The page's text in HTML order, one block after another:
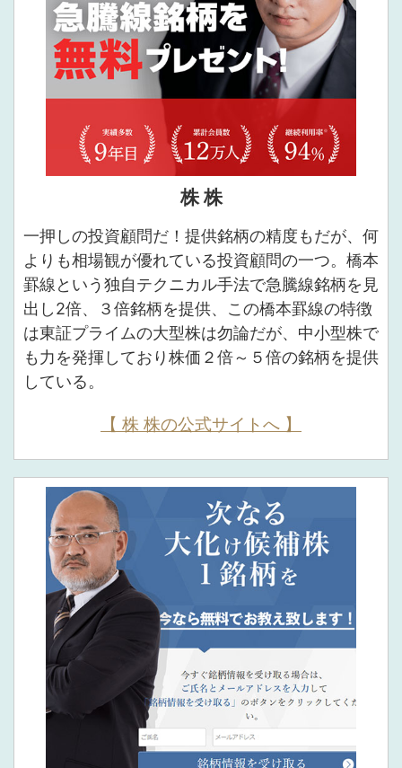
株 株
一押しの投資顧問だ！提供銘柄の精度もだが、何
よりも相場観が優れている投資顧問の一つ。橋本
罫線という独自テクニカル手法で急騰線銘柄を見
出し2倍、３倍銘柄を提供、この橋本罫線の特徴
は東証プライムの大型株は勿論だが、中小型株で
も力を発揮しており株価２倍～５倍の銘柄を提供
している。
【 株 株の公式サイトへ 】